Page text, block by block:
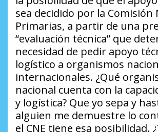
sea decidido por la Comisión
Primarias, a partir de una
“evaluación técnica” que
necesidad de pedir apoyo
logístico a organismos
internacionales. ¿Qué
nacional cuenta con la
y logística? Que yo sepa y
alguien me demuestre lo
el CNE tiene esa posibilidad.